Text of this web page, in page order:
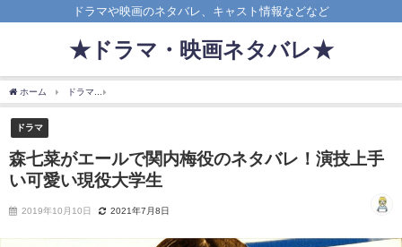
ドラマや映画のネタバレ、キャスト情報などなど
★ドラマ・映画ネタバレ★
ホーム ドラマ
ドラマ
森七菜がエールで関内梅役のネタバレ！演技上手
い可愛い現役大学生
2019年10月10日 2021年7月8日